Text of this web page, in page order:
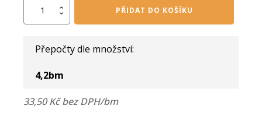
Hoblovaná
množství
PŘIDAT DO KOŠÍKU
Přepočty dle množství:
4,2bm
33,50 Kč bez DPH/bm